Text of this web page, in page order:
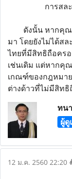
การสละสัญช
ดังนั้น หากคุณเ
มา โดยยังไม่ได้ส
ไทยที่มีสิทธิถือคร
เช่นเดิม แต่หากคุ
เกณฑ์ของกฎหมา
ต่างด้าวที่ไม่มีสิท
ทน
ผู้ดู
12 ม.ค. 2560 22:20